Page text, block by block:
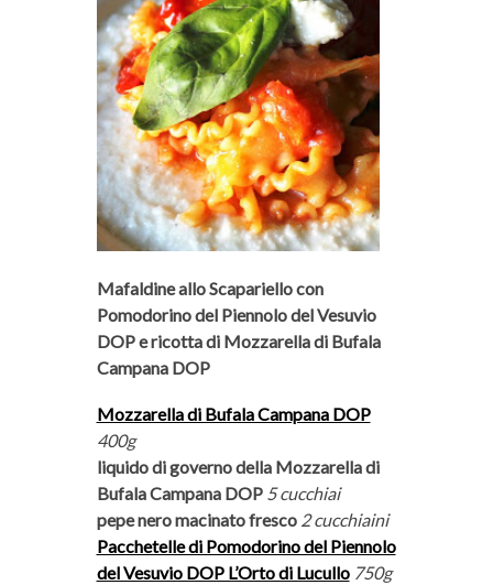
Mafaldine allo Scapariello con
Pomodorino del Piennolo del Vesuvio
DOP e ricotta di Mozzarella di Bufala
Campana DOP
Mozzarella di Bufala Campana DOP
400g
liquido di governo della Mozzarella di
Bufala Campana DOP 5 cucchiai
pepe nero macinato fresco 2 cucchiaini
Pacchetelle di Pomodorino del Piennolo
del Vesuvio DOP L’Orto di Lucullo 750g